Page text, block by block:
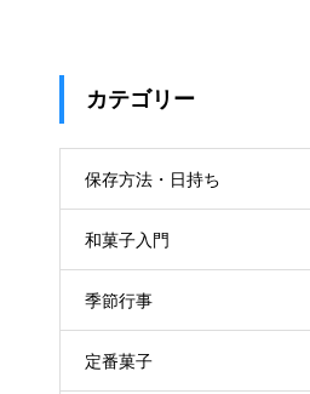
カテゴリー
保存方法・日持ち
和菓子入門
季節行事
定番菓子